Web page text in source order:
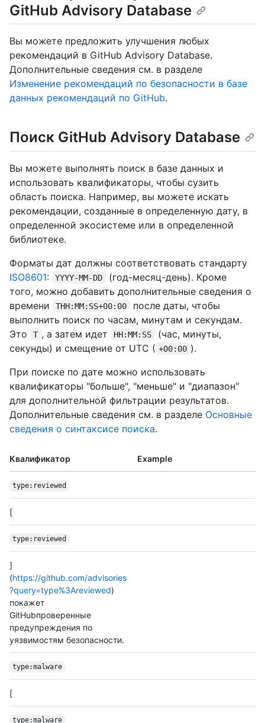
GitHub Advisory Database
Вы можете предложить улучшения любых
рекомендаций в GitHub Advisory Database.
Дополнительные сведения см. в разделе
Изменение рекомендаций по безопасности в базе
данных рекомендаций по GitHub.
Поиск GitHub Advisory Database
Вы можете выполнять поиск в базе данных и
использовать квалификаторы, чтобы сузить
область поиска. Например, вы можете искать
рекомендации, созданные в определенную дату, в
определенной экосистеме или в определенной
библиотеке.
Форматы дат должны соответствовать стандарту
ISO8601: YYYY-MM-DD
(год-месяц-день). Кроме
того, можно добавить дополнительные сведения о
времени
THH:MM:SS+00:00
после даты, чтобы
выполнить поиск по часам, минутам и секундам.
Это
T , а затем идет HH:MM:SS
(час, минуты,
секунды) и смещение от UTC ( +00:00 ).
При поиске по дате можно использовать
квалификаторы "больше", "меньше" и "диапазон"
для дополнительной фильтрации результатов.
Дополнительные сведения см. в разделе Основные
сведения о синтаксисе поиска.
Квалификатор Example
type:reviewed
[
type:reviewed
]
(https://github.com/advisories
?query=type%3Areviewed)
покажет
GitHubпроверенные
предупреждения по
уязвимостям безопасности.
type:malware
[
type:malware